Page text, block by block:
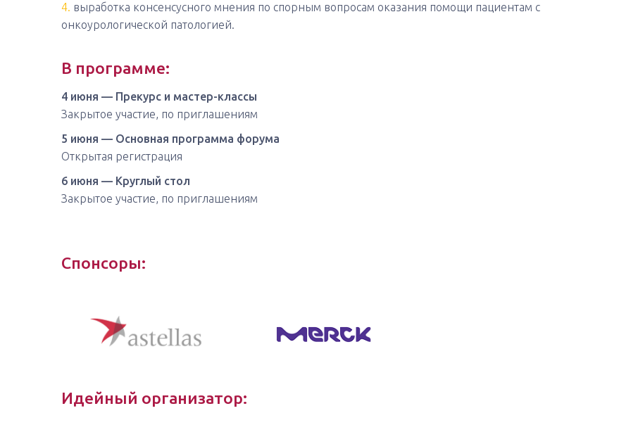
4. выработка консенсусного мнения по спорным вопросам оказания помощи пациентам с
онкоурологической патологией.
В программе:
4 июня — Прекурс и мастер-классы
Закрытое участие, по приглашениям
5 июня — Основная программа форума
Открытая регистрация
6 июня — Круглый стол
Закрытое участие, по приглашениям
Спонсоры:
Идейный организатор: